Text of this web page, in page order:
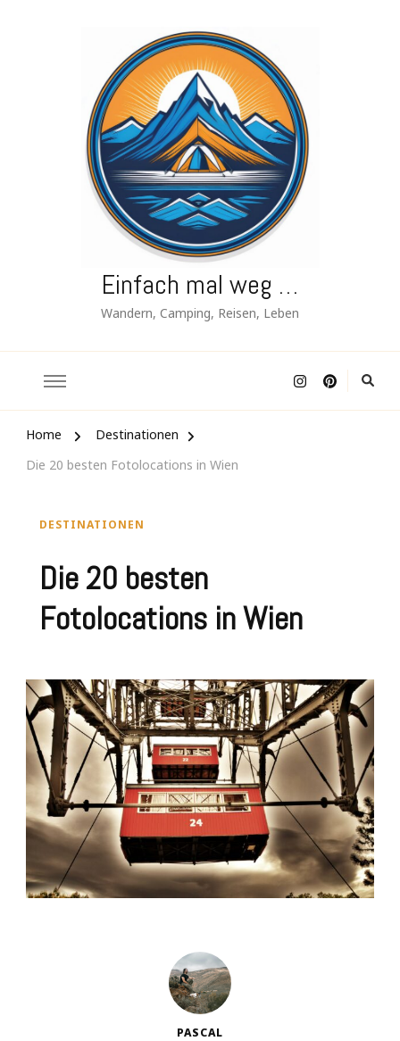
Einfach mal weg …
Wandern, Camping, Reisen, Leben
Home
Destinationen
Die 20 besten Fotolocations in Wien
DESTINATIONEN
Die 20 besten
Fotolocations in Wien
PASCAL